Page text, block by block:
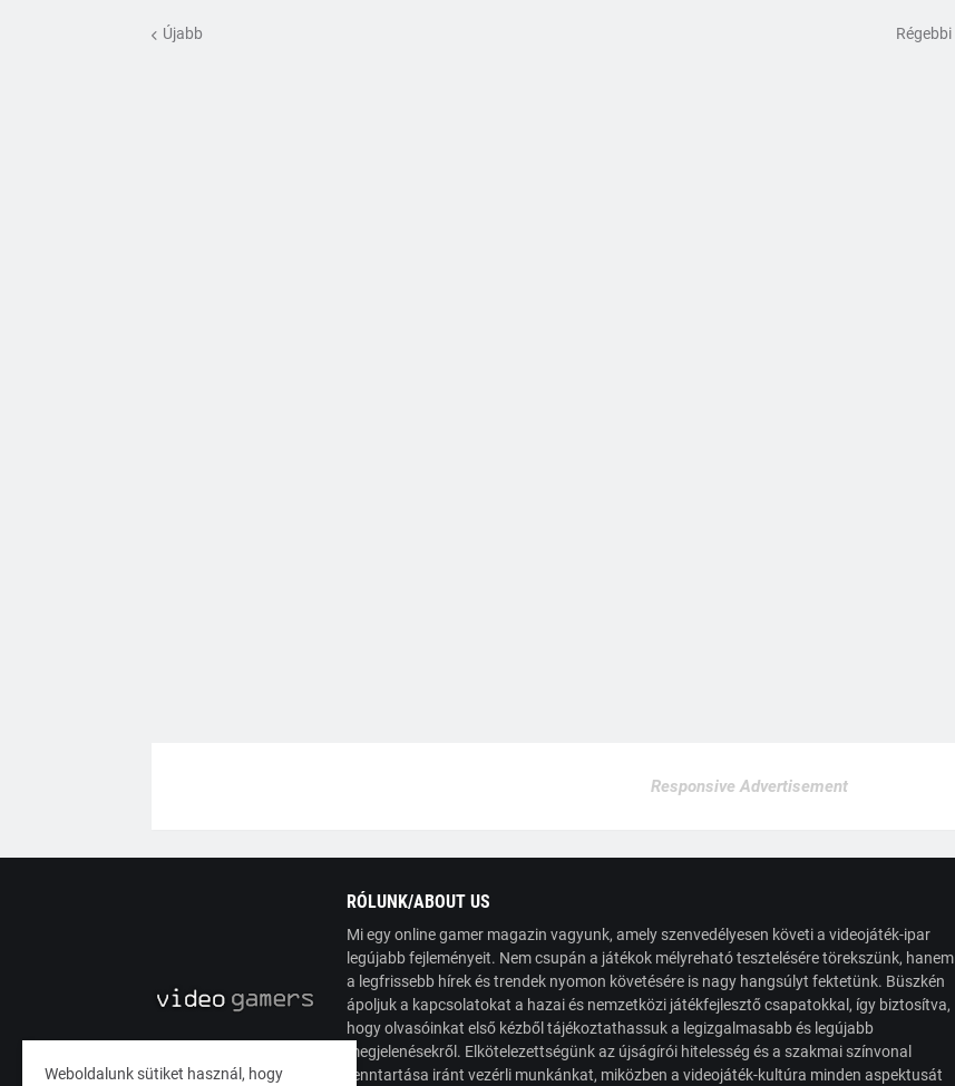
Újabb Régebbi
Responsive Advertisement
RÓLUNK/ABOUT US
Mi egy online gamer magazin vagyunk, amely szenvedélyesen követi a videojáték-ipar
legújabb fejleményeit. Nem csupán a játékok mélyreható tesztelésére törekszünk, hanem
a legfrissebb hírek és trendek nyomon követésére is nagy hangsúlyt fektetünk. Büszkén
ápoljuk a kapcsolatokat a hazai és nemzetközi játékfejlesztő csapatokkal, így biztosítva,
hogy olvasóinkat első kézből tájékoztathassuk a legizgalmasabb és legújabb
megjelenésekről. Elkötelezettségünk az újságírói hitelesség és a szakmai színvonal
fenntartása iránt vezérli munkánkat, miközben a videojáték-kultúra minden aspektusát
Weboldalunk sütiket használ, hogy